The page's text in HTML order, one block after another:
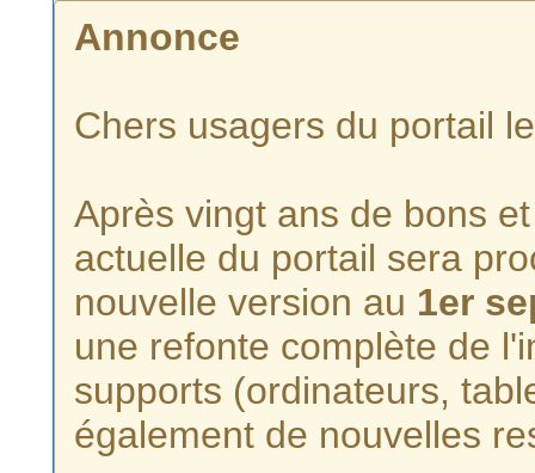
Annonce
Chers usagers du portail
Après vingt ans de bons
actuelle du portail sera
nouvelle version au 1er
une refonte complète de
supports (ordinateurs,
également de nouvelles